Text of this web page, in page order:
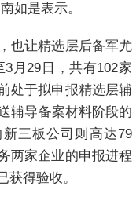
如是表示。
让精选层后备军尤
月29日，共有102家
处于拟申报精选层辅
辅导备案材料阶段的
三板公司则高达79
两家企业的申报进程
得验收。